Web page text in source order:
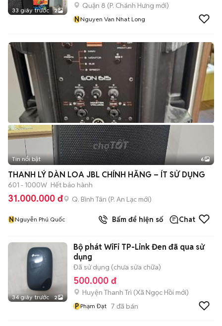
33 giây trước 2
Quận 8 (P. Chánh Hưng mới)
NNguyen Van Nhat Long
+2
Tin nổi bật 6
THANH LÝ DÀN LOA JBL CHÍNH HÃNG – ÍT SỬ DỤNG
601 - 1000W Hết bảo hành
31.000.000 đ Q. Bình Tân (P. An Lạc mới)
NNguyễn Phú Quốc Bấm để hiện số Chat
34 giây trước 2
Bộ phát WiFi TP-Link Đen đã qua sử
dụng
Đã sử dụng (chưa sửa chữa)
500.000 đ
Huyện Thanh Trì (Xã Ngọc Hồi mới)
P Phạm Đạt 7 đã bán